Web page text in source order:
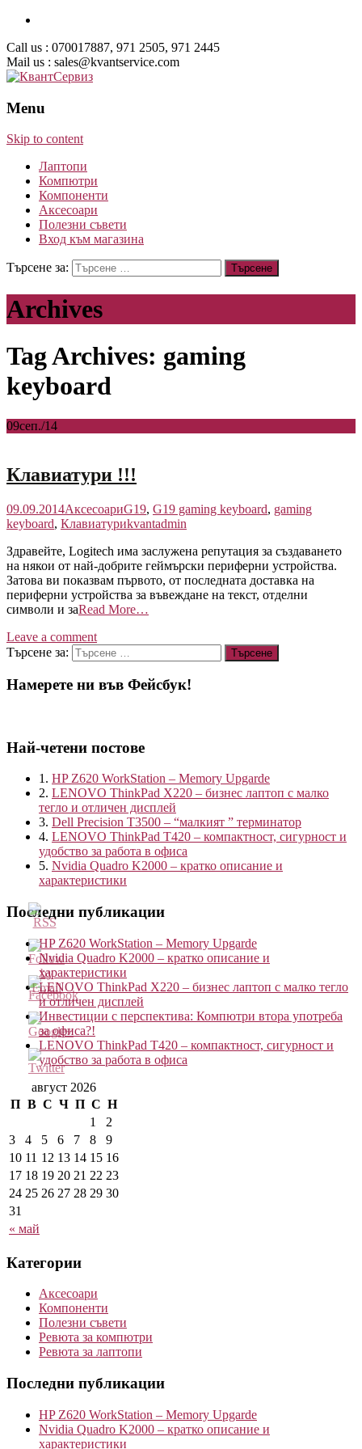
Call us : 070017887, 971 2505, 971 2445
Mail us : sales@kvantservice.com
Menu
Skip to content
Лаптопи
Компютри
Компоненти
Аксесоари
Полезни съвети
Вход към магазина
Търсене за:
Archives
Tag Archives: gaming
keyboard
09сеп./14
Клавиатури !!!
09.09.2014АксесоариG19, G19 gaming keyboard, gaming
keyboard, Клавиатуриkvantadmin
Здравейте, Logitech има заслужена репутация за създаването
на някои от най-добрите геймърски периферни устройства.
Затова ви показвам първото, от последната доставка на
периферни устройства за въвеждане на текст, отделни
символи и заRead More…
Leave a comment
Търсене за:
Намерете ни във Фейсбук!
Най-четени постове
1. HP Z620 WorkStation – Memory Upgarde
2. LENOVO ThinkPad X220 – бизнес лаптоп с малко
тегло и отличен дисплей
3. Dell Precision T3500 – “малкият ” терминатор
4. LENOVO ThinkPad T420 – компактност, сигурност и
удобство за работа в офиса
5. Nvidia Quadro K2000 – кратко описание и
характеристики
Последни публикации
HP Z620 WorkStation – Memory Upgarde
Nvidia Quadro K2000 – кратко описание и
характеристики
LENOVO ThinkPad X220 – бизнес лаптоп с малко тегло
и отличен дисплей
Инвестиции с перспектива: Компютри втора употреба
за офиса?!
LENOVO ThinkPad T420 – компактност, сигурност и
удобство за работа в офиса
август 2026
П В С Ч П С Н
« май
1
2
3
4 5 6 7 8
9
10 11 12 13 14 15 16
17 18 19 20 21 22 23
24 25 26 27 28 29 30
31
Категории
Аксесоари
Компоненти
Полезни съвети
Ревюта за компютри
Ревюта за лаптопи
Последни публикации
HP Z620 WorkStation – Memory Upgarde
Nvidia Quadro K2000 – кратко описание и
характеристики
http://blog.kvantservice.com/tag/gaming-
keyboard